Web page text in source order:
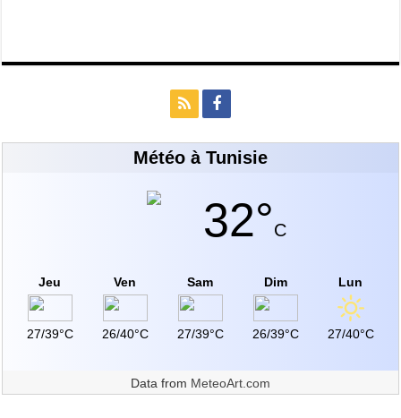
Météo à Tunisie
32°C
Jeu
27/39°C
Ven
26/40°C
Sam
27/39°C
Dim
26/39°C
Lun
27/40°C
Data from MeteoArt.com